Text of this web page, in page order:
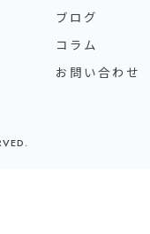
ブログ
コラム
お問い合わせ